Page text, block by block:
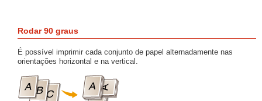
Rodar 90 graus
É possível imprimir cada conjunto de papel alternadamente nas
orientações horizontal e na vertical.